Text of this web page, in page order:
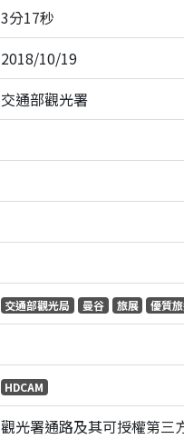
3分17秒
2018/10/19
交通部觀光署
交通部觀光局 曼谷 旅展 優質
HDCAM
觀光署通路及其可授權第三